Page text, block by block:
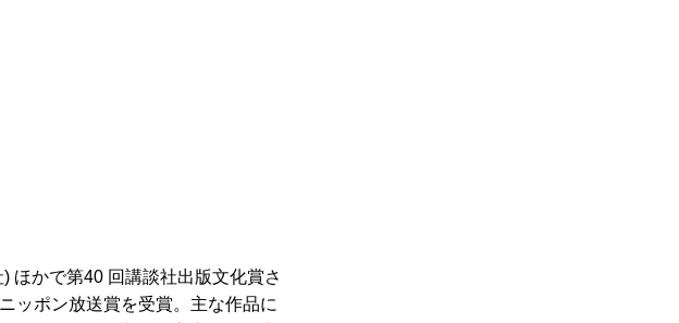
ほかで第40 回講談社出版文化賞さ
ッポン放送賞を受賞。主な作品に